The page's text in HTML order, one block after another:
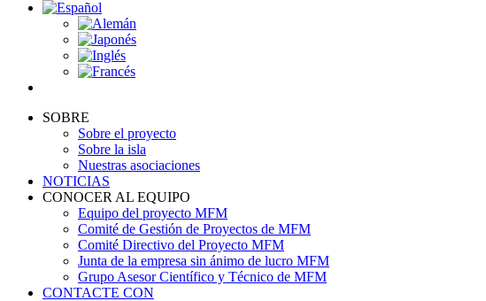
SOBRE
Sobre el proyecto
Sobre la isla
Nuestras asociaciones
NOTICIAS
CONOCER AL EQUIPO
Equipo del proyecto MFM
Comité de Gestión de Proyectos de MFM
Comité Directivo del Proyecto MFM
Junta de la empresa sin ánimo de lucro MFM
Grupo Asesor Científico y Técnico de MFM
CONTACTE CON